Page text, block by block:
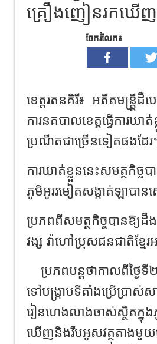
គ្រឿងញៀនរកឃើញ
ចែករំលែក៖
ខេត្តរតនគិរី៖ អតីតមន្ត្ដ្រីដឺ
ការនគបាលខេត្ដធ្វើការ
ប្រណីតជាច្រើនទៀតផងដែរ
ការឃាត់ខ្លួននេះសមត្ថកិច្ច
ភូមិអូររមៀតសង្កាត់ឡាបាន
ប្រភពពីសមត្ថកិច្ចបានឱ្យ
វង្ស វ៉ាហៅប្រុសជនជាតិខ្ម
ប្រភពបន្តថាកាលពីថ្ងៃ
ទៅបង្រ្កាបទីតាំងប្រើប្រ
រៀនហេងលាងចាស់ស្ថិតក្នុ
ឃើញនិងរឹបអូសវត្ថុតាងមួ